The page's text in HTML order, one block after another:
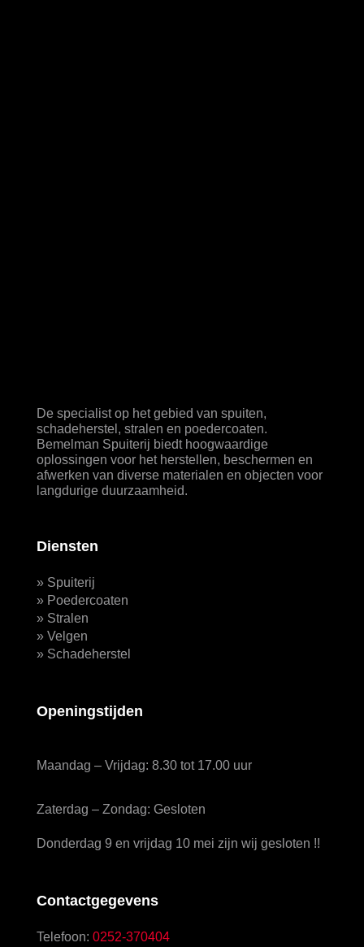
De specialist op het gebied van spuiten,
schadeherstel, stralen en poedercoaten.
Bemelman Spuiterij biedt hoogwaardige
oplossingen voor het herstellen, beschermen en
afwerken van diverse materialen en objecten voor
langdurige duurzaamheid.
Diensten
» Spuiterij
» Poedercoaten
» Stralen
» Velgen
» Schadeherstel
Openingstijden
Maandag – Vrijdag: 8.30 tot 17.00 uur
Zaterdag – Zondag: Gesloten
Donderdag 9 en vrijdag 10 mei zijn wij gesloten !!
Contactgegevens
Telefoon: 0252-370404